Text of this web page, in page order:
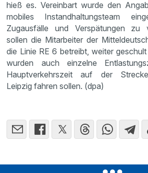
hieß es. Vereinbart wurde den
mobiles Instandhaltungsteam
Zugausfälle und Verspätungen zu
sollen die Mitarbeiter der
die Linie RE 6 betreibt, weiter
wurden auch einzelne
Hauptverkehrszeit auf der
Leipzig fahren sollen. (dpa)